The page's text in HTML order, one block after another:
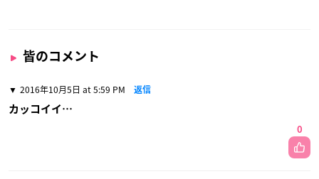
皆のコメント
2016年10月5日 at 5:59 PM 返信
カッコイイ…
0